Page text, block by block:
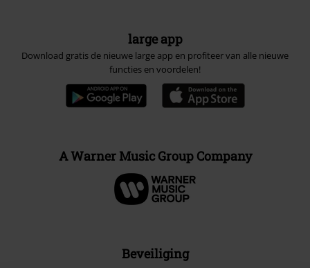
large app
Download gratis de nieuwe large app en profiteer van alle nieuwe
functies en voordelen!
A Warner Music Group Company
Beveiliging